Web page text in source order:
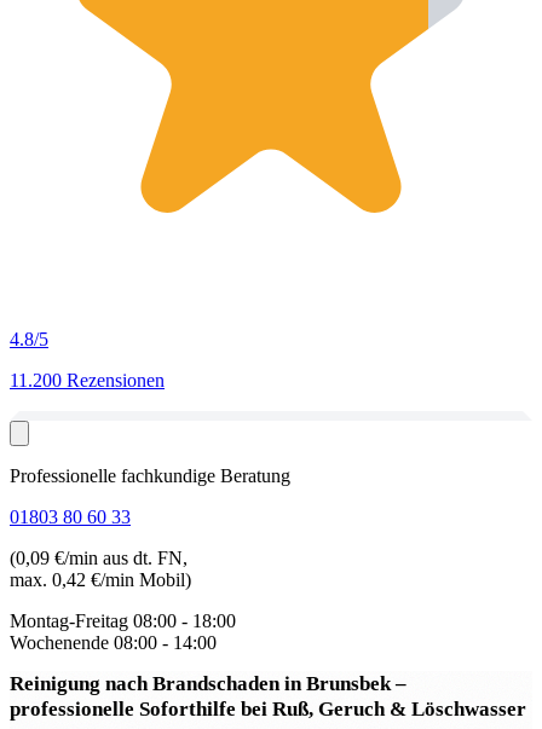
4.8/5
11.200 Rezensionen
Professionelle fachkundige Beratung
01803 80 60 33
(0,09 €/min aus dt. FN,
max. 0,42 €/min Mobil)
Montag-Freitag 08:00 - 18:00
Wochenende 08:00 - 14:00
Reinigung nach Brandschaden in Brunsbek–
professionelle Soforthilfe bei Ruß, Geruch & Löschwasser